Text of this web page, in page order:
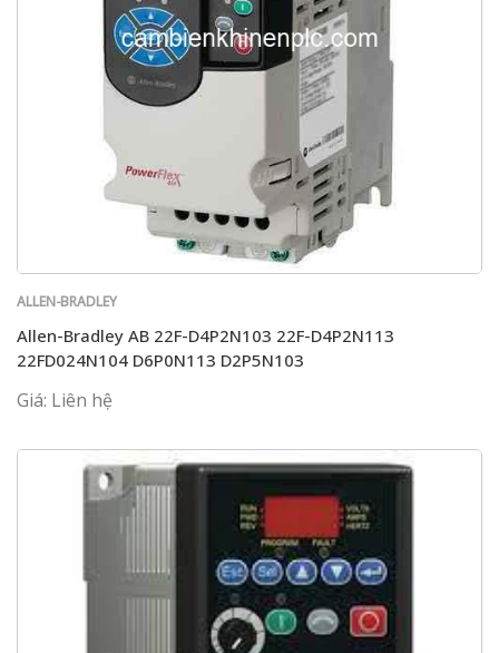
ALLEN-BRADLEY
Allen-Bradley AB 22F-D4P2N103 22F-D4P2N113
22FD024N104 D6P0N113 D2P5N103
Giá: Liên hệ